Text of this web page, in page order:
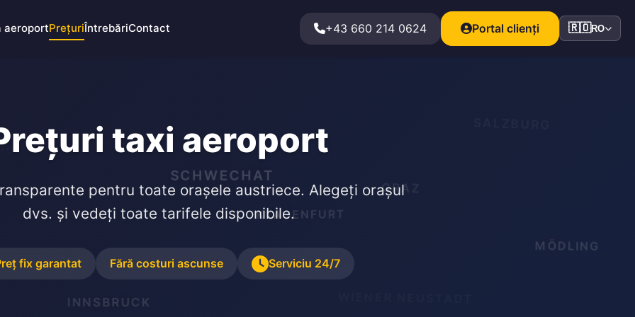
aeroportPrețuriÎntrebăriContact +43 660 214 0624 Portal clienți 🇷🇴RO
GRAZ
KLAGENFURT
MÖDLING
SCHWECHAT
taxi aeroport
pentru toate orașele austriece. Alegeți orașul
dvs. și vedeți toate tarifele disponibile.
fix garantat Fără costuri ascunse Serviciu 24/7